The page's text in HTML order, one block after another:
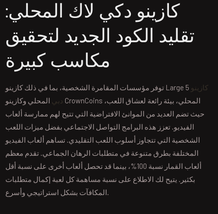
كازينو دكي لاك المحلي:
تقليد الكود الجديد لتحقيق
مكاسب كبيرة
توفر مؤسسات المقامرة الشخصية، بما في ذلك كازينو Large 5 كازينو
دبي المحلي وكازينو CrownCoins المحلي، بيئة رائعة لعشاق اللعب،
حيث تضم العديد من الموانئ الافتراضية التي تتيح لهم ممارسة ألعاب
الفيديو. تعزز هذه البرامج التواصل الاجتماعي بفضل ميزات اللعب
الشخصية التي تتجاوز أسلوب اللعب التقليدي. تساهم ألعاب الفيديو
المختلفة بطرق متنوعة في متطلبات الرهان الجماعي. تقدم معظم
ألعاب القمار نسبة 100%، بينما قد تحصل ألعاب أخرى على نسبة أقل
بكثير. يتيح لك الاطلاع على نسبة مساهمة كل لعبة إكمال متطلبات
المكافآت بشكل استراتيجي وأسرع.